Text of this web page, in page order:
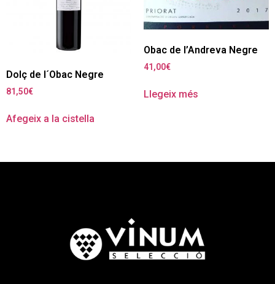
Dolç de l´Obac Negre
81,50€
Afegeix a la cistella
Obac de l’Andreva Negre
41,00€
Llegeix més